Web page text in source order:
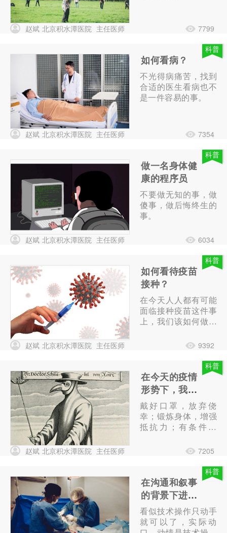
赵斌 北京积水潭医院 主任医师 7799
如何看病？
不光得病痛苦，找到
合适的医生看病也不
是一件容易的事。
科普
赵斌 北京积水潭医院 主任医师 7354
做一名身体健
康的程序员
不要做无知的事，做
傻事，做后悔终生的
事。
科普
赵斌 北京积水潭医院 主任医师 6034
如何看待疫苗
接种？
在今天人人都有可能
面临接种疫苗这件事
上，我们该如何做出
科普
赵斌 北京积水潭医院 主任医师 9392
在今天的疫情
形势下，我们
做些什么？
戴好口罩，放弃侥
幸；锻炼身体，增强
抵抗力；有条件的
科普
赵斌 北京积水潭医院 主任医师 7205
在沟通和叙事
的背景下进行
技术操作
看似技术操作只动手
就可以了，实际动
科普